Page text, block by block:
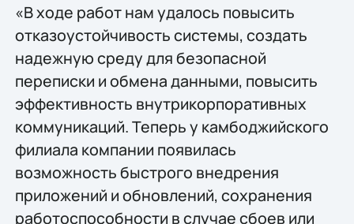
«В ходе работ нам удалось повысить
отказоустойчивость системы, создать
надежную среду для безопасной
переписки и обмена данными, повысить
эффективность внутрикорпоративных
коммуникаций. Теперь у камбоджийского
филиала компании появилась
возможность быстрого внедрения
приложений и обновлений, сохранения
работоспособности в случае сбоев или